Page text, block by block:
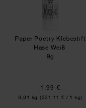
Paper Poetry Klebestift
Hase Weiß
9g
1,99 €
Inhalt:
0,01 kg (221,11 € / 1 kg)